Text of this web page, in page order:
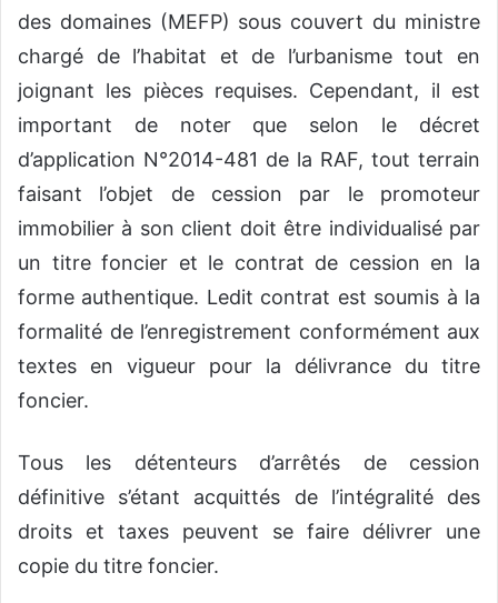
des domaines (MEFP) sous couvert du ministre
chargé de l’habitat et de l’urbanisme tout en
joignant les pièces requises. Cependant, il est
important de noter que selon le décret
d’application N°2014-481 de la RAF, tout terrain
faisant l’objet de cession par le promoteur
immobilier à son client doit être individualisé par
un titre foncier et le contrat de cession en la
forme authentique. Ledit contrat est soumis à la
formalité de l’enregistrement conformément aux
textes en vigueur pour la délivrance du titre
foncier.
Tous les détenteurs d’arrêtés de cession
définitive s’étant acquittés de l’intégralité des
droits et taxes peuvent se faire délivrer une
copie du titre foncier.